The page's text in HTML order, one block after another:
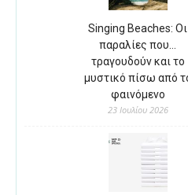
Singing Beaches: Οι
παραλίες που…
τραγουδούν και το
μυστικό πίσω από
φαινόμενο
23 Ιουλίου 2026